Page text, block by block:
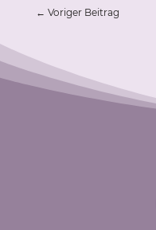
← Voriger Beitrag